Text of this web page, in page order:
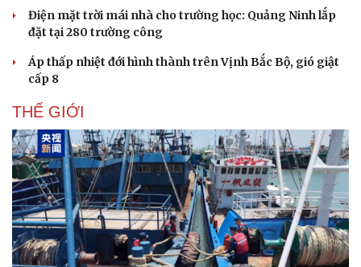
Điện mặt trời mái nhà cho trường học: Quảng Ninh lắp
đặt tại 280 trường công
Áp thấp nhiệt đới hình thành trên Vịnh Bắc Bộ, gió giật
cấp 8
THẾ GIỚI